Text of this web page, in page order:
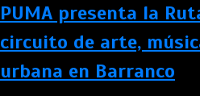
PUMA presenta la
circuito de arte,
urbana en Barranco